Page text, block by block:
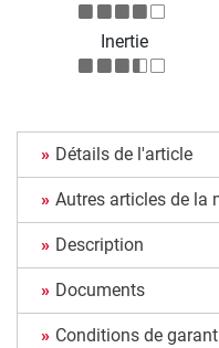
Inertie
Détails de l'article
Autres articles de la
Description
Documents
Conditions de